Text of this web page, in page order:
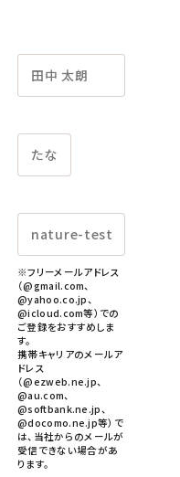
求
※フリーメールアドレス
（@gmail.com、
@yahoo.co.jp、
@icloud.com等）での
ご登録をおすすめしま
す。
携帯キャリアのメールア
ドレス
（@ezweb.ne.jp、
@au.com、
@softbank.ne.jp、
@docomo.ne.jp等）で
は、当社からのメールが
受信できない場合があ
ります。